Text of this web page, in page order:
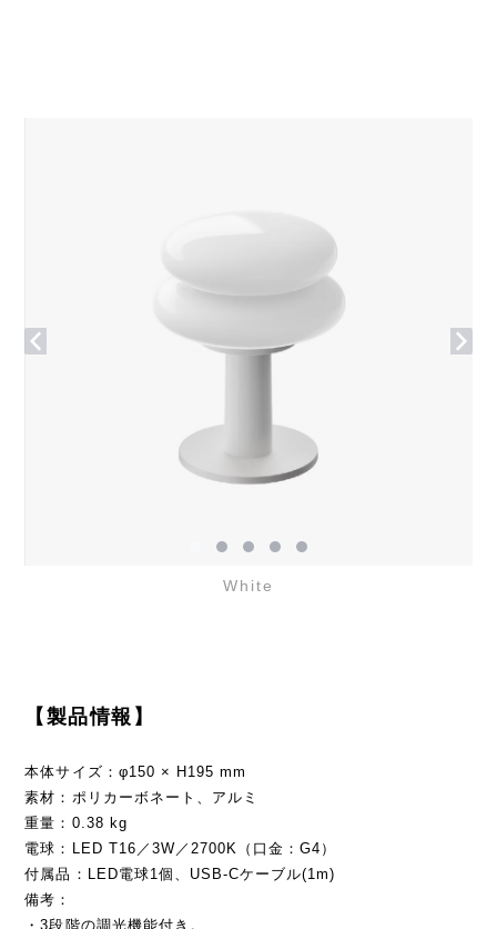
White
【製品情報】
本体サイズ：φ150 × H195 mm
素材：ポリカーボネート、アルミ
重量：0.38 kg
電球：LED T16／3W／2700K（口金：G4）
付属品：LED電球1個、USB-Cケーブル(1m)
備考：
・3段階の調光機能付き。